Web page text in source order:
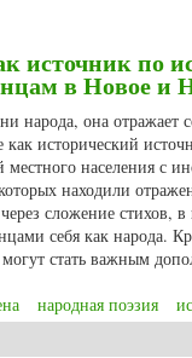
источник по
в Новое и
народа, она
исторический
населения с
находили
сложение стихов,
себя как народа.
стать важным
народная поэзия